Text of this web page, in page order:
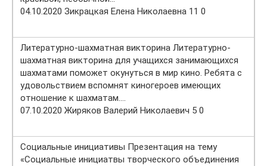
04.10.2020 Зикрацкая Елена Николаевна 11 0
Литературно-шахматная викторина Литературно-
шахматная викторина для учащихся занимающихся
шахматами поможет окунуться в мир кино. Ребята с
удовольствием вспомнят киногероев имеющих
отношение к шахматам….
07.10.2020 Жиряков Валерий Николаевич 5 0
Социальные инициативы Презентация на тему
«Социальные инициатвы творческого объединения